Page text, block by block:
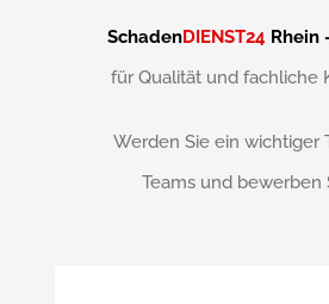
SchadenDIENST24 Rhein
für Qualität und fachliche
Werden Sie ein wichtiger
Teams und bewerben